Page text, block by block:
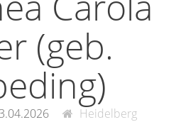
(geb.
Heidelberg